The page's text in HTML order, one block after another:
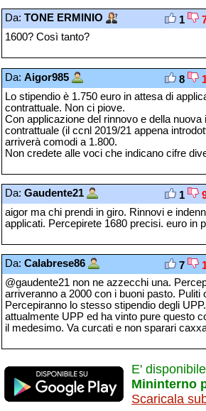
Da: TONE ERMINIO 1
1600? Così tanto?
Da: Aigor985 8
Lo stipendio è 1.750 euro in attesa di
contrattuale. Non ci piove.
Con applicazione del rinnovo e della nuova
contrattuale (il ccnl 2019/21 appena
arriverà comodi a 1.800.
Non credete alle voci che indicano cifre
Da: Gaudente21 1
aigor ma chi prendi in giro. Rinnovi e
applicati. Percepirete 1680 precisi. euro in
Da: Calabrese86 7
@gaudente21 non ne azzecchi una.
arriveranno a 2000 con i buoni pasto. Puliti
Percepiranno lo stesso stipendio degli
attualmente UPP ed ha vinto pure questo
il medesimo. Va curcati e non sparari
E'
Mininterno
Scaricala